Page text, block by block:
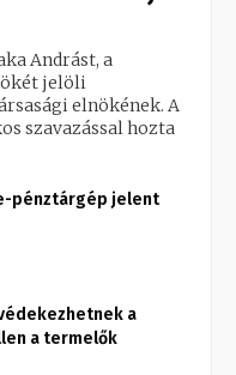
Andrást, a
jelöli
elnökének. A
szavazással hozta
pénztárgép jelent
a
a termelők